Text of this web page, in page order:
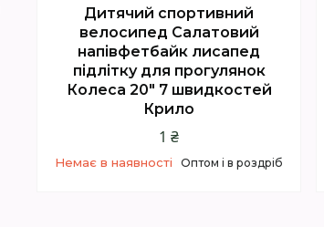
Дитячий спортивний
велосипед Салатовий
напівфетбайк лисапед
підлітку для прогулянок
Колеса 20" 7 швидкостей
Крило
1 ₴
Немає в наявності Оптом і в роздріб